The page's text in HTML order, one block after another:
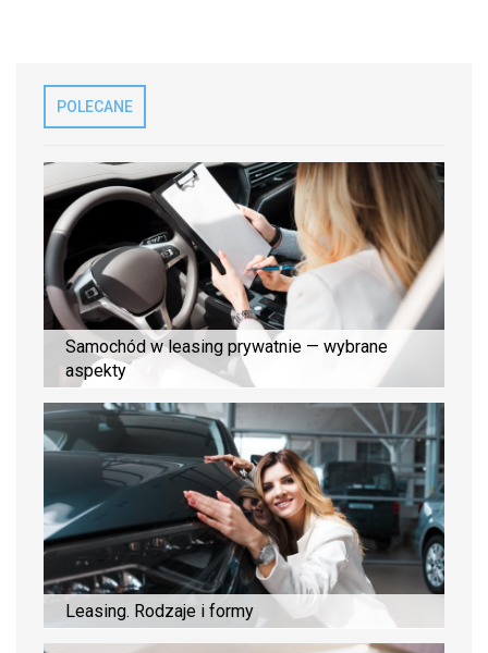
POLECANE
Samochód w leasing prywatnie — wybrane
aspekty
Leasing. Rodzaje i formy